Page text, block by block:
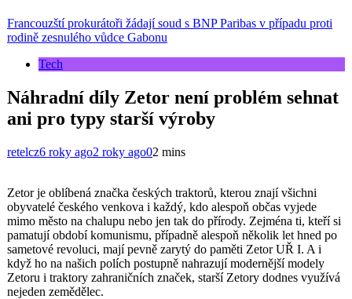
Francouzští prokurátoři žádají soud s BNP Paribas v případu proti
rodině zesnulého vůdce Gabonu
Tech
Náhradní díly Zetor není problém sehnat
ani pro typy starší výroby
retelcz6 roky ago2 roky ago02 mins
Zetor je oblíbená značka českých traktorů, kterou znají všichni
obyvatelé českého venkova i každý, kdo alespoň občas vyjede
mimo město na chalupu nebo jen tak do přírody. Zejména ti, kteří si
pamatují období komunismu, případně alespoň několik let hned po
sametové revoluci, mají pevně zarytý do paměti Zetor UŘ I. A i
když ho na našich polích postupně nahrazují modernější modely
Zetoru i traktory zahraničních značek, starší Zetory dodnes využívá
nejeden zemědělec.